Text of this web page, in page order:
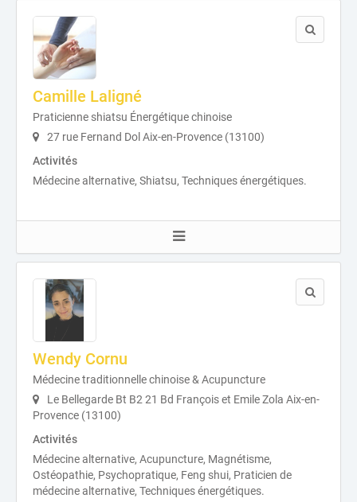
Camille Laligné
Praticienne shiatsu Énergétique chinoise
27 rue Fernand Dol Aix-en-Provence (13100)
Activités
Médecine alternative, Shiatsu, Techniques énergétiques.
Wendy Cornu
Médecine traditionnelle chinoise & Acupuncture
Le Bellegarde Bt B2 21 Bd François et Emile Zola Aix-en-
Provence (13100)
Activités
Médecine alternative, Acupuncture, Magnétisme,
Ostéopathie, Psychopratique, Feng shui, Praticien de
médecine alternative, Techniques énergétiques.